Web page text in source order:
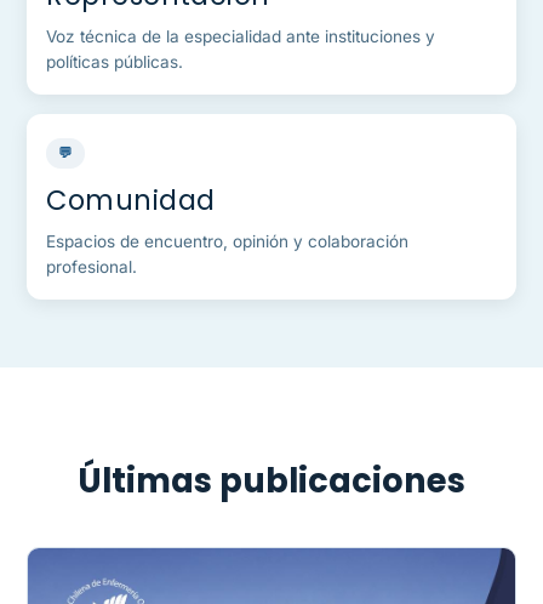
Voz técnica de la especialidad ante instituciones y
políticas públicas.
💬
Comunidad
Espacios de encuentro, opinión y colaboración
profesional.
Últimas publicaciones